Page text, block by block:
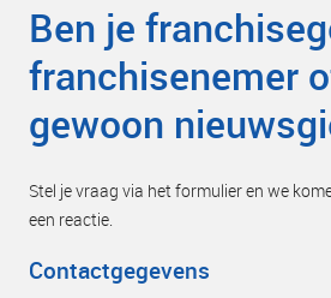
Ben je
franchisenemer
gewoon
Stel je vraag via het formulier en we
een reactie.
Contactgegevens